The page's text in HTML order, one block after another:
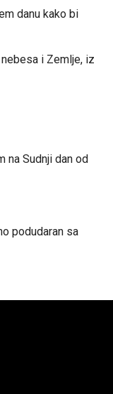
danu kako bi
i Zemlje, iz
na Sudnji dan od
podudaran sa